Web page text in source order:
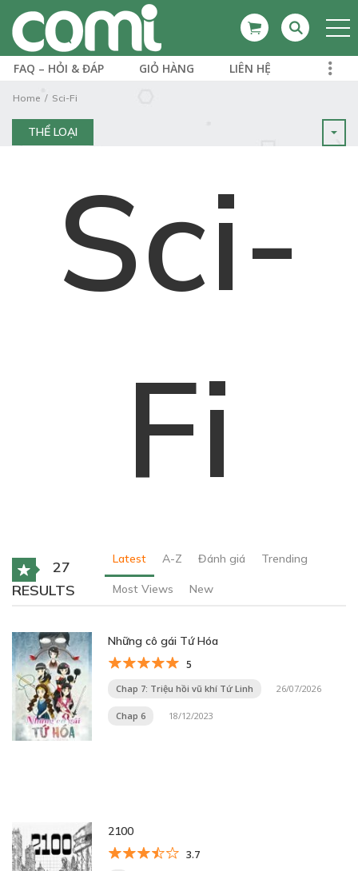
FAQ – HỎI & ĐÁP GIỎ HÀNG LIÊN HỆ
Home Sci-Fi
THỂ LOẠI
Sci-
Fi
27
RESULTS
Latest A-Z Đánh giá Trending
Most Views New
Những cô gái Tứ Hóa
5
Chap 7: Triệu hồi vũ khí Tứ Linh 26/07/2026
Chap 6 18/12/2023
2100
3.7